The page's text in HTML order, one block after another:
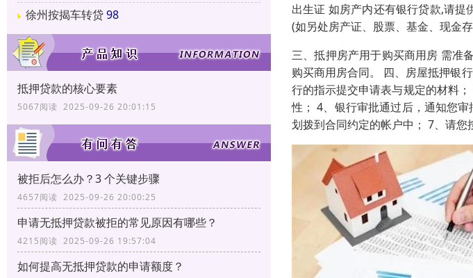
徐州按揭车转贷98
抵押贷款的核心要素
5067阅读 2025-09-26 20:01:15
被拒后怎么办？3 个关键步骤
4657阅读 2025-09-26 20:00:25
申请无抵押贷款被拒的常见原因有哪些？
4215阅读 2025-09-26 19:57:04
如何提高无抵押贷款的申请额度？
出生证 如房产内还有银行贷款,请
(如另处房产证、股票、基金、现金
三、抵押房产用于购买商用房 需准
购买商用房合同。 四、房屋抵押银
行的指示提交申请表与规定的材料
性； 4、银行审批通过后，通知您
划拨到合同约定的帐户中； 7、请您